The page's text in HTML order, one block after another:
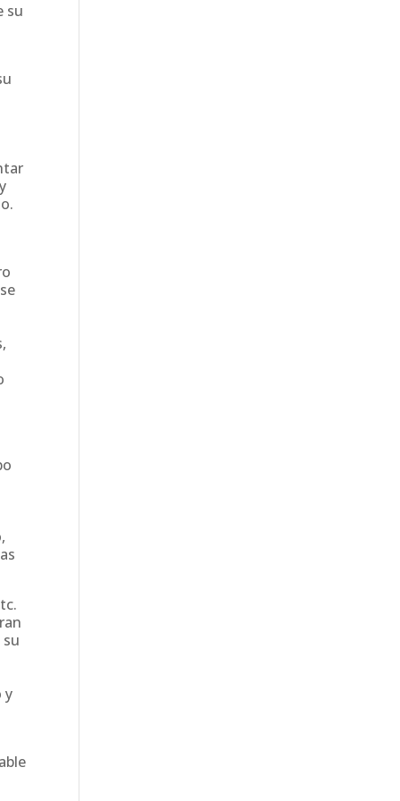
su
y